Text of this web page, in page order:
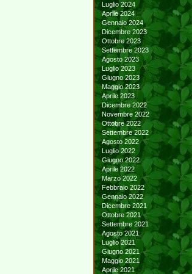
Luglio 2024
Aprile 2024
Gennaio 2024
Dicembre 2023
Ottobre 2023
Settembre 2023
Agosto 2023
Luglio 2023
Giugno 2023
Maggio 2023
Aprile 2023
Dicembre 2022
Novembre 2022
Ottobre 2022
Settembre 2022
Agosto 2022
Luglio 2022
Giugno 2022
Aprile 2022
Marzo 2022
Febbraio 2022
Gennaio 2022
Dicembre 2021
Ottobre 2021
Settembre 2021
Agosto 2021
Luglio 2021
Giugno 2021
Maggio 2021
Aprile 2021